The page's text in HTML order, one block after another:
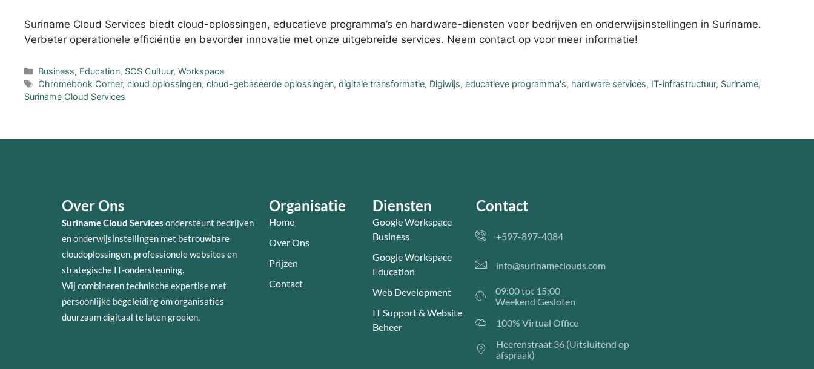
Suriname Cloud Services biedt cloud-oplossingen, educatieve programma’s en hardware-diensten voor bedrijven en onderwijsinstellingen in Suriname.
Verbeter operationele efficiëntie en bevorder innovatie met onze uitgebreide services. Neem contact op voor meer informatie!
Business, Education, SCS Cultuur,Workspace
Chromebook Corner,cloud oplossingen,cloud-gebaseerde oplossingen,digitale transformatie, Digiwijs,educatieve programma's, hardware services, IT-infrastructuur, Suriname,
Suriname Cloud Services
Over Ons
Suriname Cloud Services ondersteunt bedrijven
en onderwijsinstellingen met betrouwbare
cloudoplossingen, professionele websites en
strategische IT-ondersteuning.
Wij combineren technische expertise met
persoonlijke begeleiding om organisaties
duurzaam digitaal te laten groeien.
Organisatie
Home
Over Ons
Prijzen
Contact
Diensten
Google Workspace
Business
Google Workspace
Education
Web Development
IT Support & Website
Beheer
Contact
+597-897-4084
info@surinameclouds.com
09:00 tot 15:00
Weekend Gesloten
100% Virtual Office
Heerenstraat 36 (Uitsluitend op
afspraak)